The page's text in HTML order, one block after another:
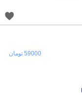
59000 تومان